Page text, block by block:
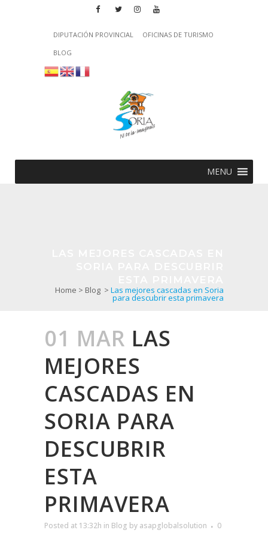
DIPUTACIÓN PROVINCIAL
OFICINAS DE TURISMO
BLOG
MENU
Home > Blog > Las mejores cascadas en Soria
para descubrir esta primavera
01 MAR LAS
MEJORES
CASCADAS EN
SORIA PARA
DESCUBRIR
ESTA
PRIMAVERA
Posted at 13:32h in Blog by asapglobalsolution
0